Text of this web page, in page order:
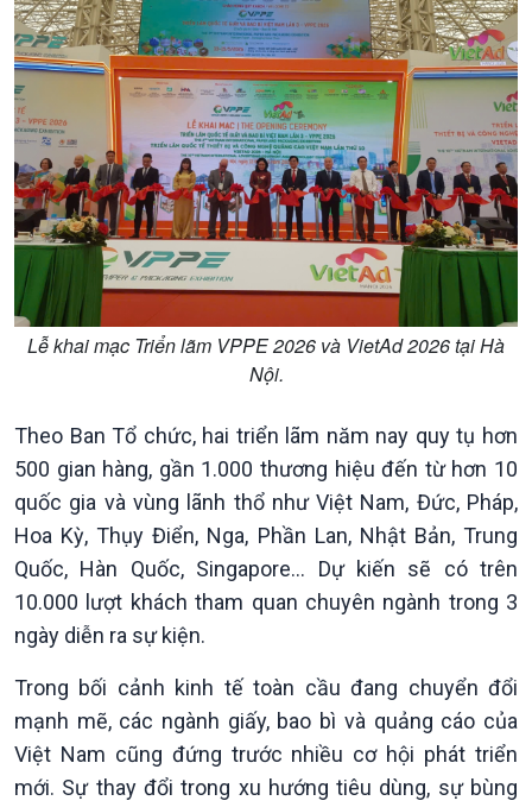
Thời sự 21h30
Bản tin
Chuyên mục
Theo dòng Thời sự
Lễ khai mạc Triển lãm VPPE 2026 và VietAd 2026 tại Hà
Nội.
Theo Ban Tổ chức, hai triển lãm năm nay quy tụ hơn
500 gian hàng, gần 1.000 thương hiệu đến từ hơn 10
quốc gia và vùng lãnh thổ như Việt Nam, Đức, Pháp,
Hoa Kỳ, Thụy Điển, Nga, Phần Lan, Nhật Bản, Trung
Quốc, Hàn Quốc, Singapore… Dự kiến sẽ có trên
10.000 lượt khách tham quan chuyên ngành trong 3
ngày diễn ra sự kiện.
Trong bối cảnh kinh tế toàn cầu đang chuyển đổi
mạnh mẽ, các ngành giấy, bao bì và quảng cáo của
Việt Nam cũng đứng trước nhiều cơ hội phát triển
mới. Sự thay đổi trong xu hướng tiêu dùng, sự bùng